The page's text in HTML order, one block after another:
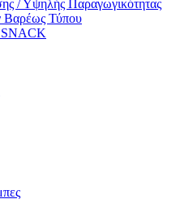
/ Υψηλής Παραγωγικότητας
Βαρέως Τύπου